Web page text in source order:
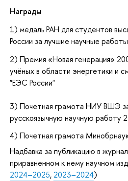
Награды
1) медаль РАН для студентов
России за лучшие научные
2) Премия «Новая генерация»
учёных в области энергетики и
"ЕЭС России"
3) Почетная грамота НИУ ВШЭ
русскоязычную научную работу
4) Почетная грамота
Надбавка за публикацию в
приравненном к нему научном
2024–2025, 2023–2024)